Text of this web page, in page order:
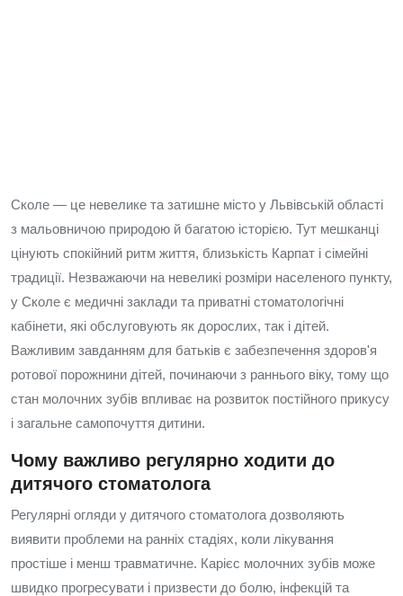
Сколе — це невелике та затишне місто у Львівській області
з мальовничою природою й багатою історією. Тут мешканці
цінують спокійний ритм життя, близькість Карпат і сімейні
традиції. Незважаючи на невеликі розміри населеного пункту,
у Сколе є медичні заклади та приватні стоматологічні
кабінети, які обслуговують як дорослих, так і дітей.
Важливим завданням для батьків є забезпечення здоров'я
ротової порожнини дітей, починаючи з раннього віку, тому що
стан молочних зубів впливає на розвиток постійного прикусу
і загальне самопочуття дитини.
Чому важливо регулярно ходити до
дитячого стоматолога
Регулярні огляди у дитячого стоматолога дозволяють
виявити проблеми на ранніх стадіях, коли лікування
простіше і менш травматичне. Карієс молочних зубів може
швидко прогресувати і призвести до болю, інфекцій та